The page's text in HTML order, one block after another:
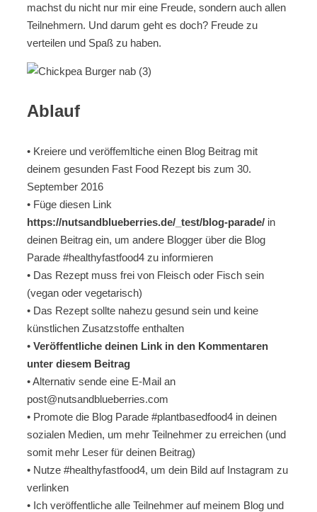
machst du nicht nur mir eine Freude, sondern auch allen
Teilnehmern. Und darum geht es doch? Freude zu
verteilen und Spaß zu haben.
Ablauf
• Kreiere und veröffemltiche einen Blog Beitrag mit
deinem gesunden Fast Food Rezept bis zum 30.
September 2016
• Füge diesen Link
https://nutsandblueberries.de/_test/blog-parade/ in
deinen Beitrag ein, um andere Blogger über die Blog
Parade #healthyfastfood4 zu informieren
• Das Rezept muss frei von Fleisch oder Fisch sein
(vegan oder vegetarisch)
• Das Rezept sollte nahezu gesund sein und keine
künstlichen Zusatzstoffe enthalten
• Veröffentliche deinen Link in den Kommentaren
unter diesem Beitrag
• Alternativ sende eine E-Mail an
post@nutsandblueberries.com
• Promote die Blog Parade #plantbasedfood4 in deinen
sozialen Medien, um mehr Teilnehmer zu erreichen (und
somit mehr Leser für deinen Beitrag)
• Nutze #healthyfastfood4, um dein Bild auf Instagram zu
verlinken
• Ich veröffentliche alle Teilnehmer auf meinem Blog und